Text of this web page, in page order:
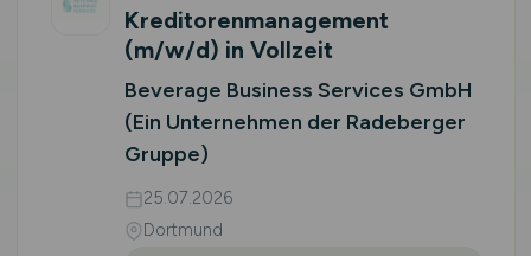
Kreditorenmanagement
(m/w/d) in Vollzeit
Beverage Business Services GmbH
(Ein Unternehmen der Radeberger
Gruppe)
25.07.2026
Dortmund